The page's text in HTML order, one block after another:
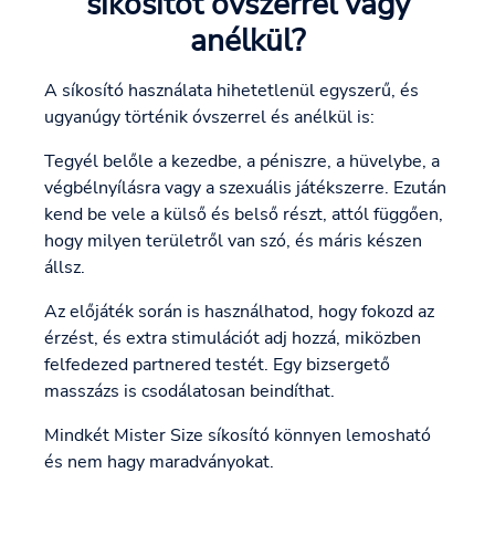
anélkül?
A síkosító használata hihetetlenül egyszerű, és
ugyanúgy történik óvszerrel és anélkül is:
Tegyél belőle a kezedbe, a péniszre, a hüvelybe, a
végbélnyílásra vagy a szexuális játékszerre. Ezután
kend be vele a külső és belső részt, attól függően,
hogy milyen területről van szó, és máris készen
állsz.
Az előjáték során is használhatod, hogy fokozd az
érzést, és extra stimulációt adj hozzá, miközben
felfedezed partnered testét. Egy bizsergető
masszázs is csodálatosan beindíthat.
Mindkét Mister Size síkosító könnyen lemosható
és nem hagy maradványokat.